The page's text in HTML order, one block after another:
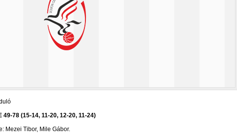
78 (15-14, 11-20, 12-20, 11-24)
Mezei Tibor, Mile Gábor.